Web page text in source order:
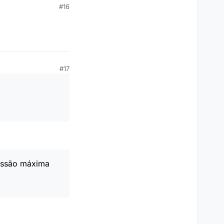
#16
#17
máxima